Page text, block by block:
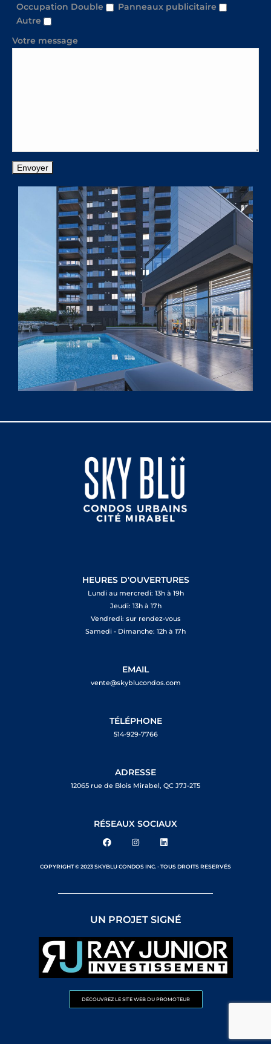
Occupation Double
Panneaux publicitaire
Autre
Votre message
HEURES D'OUVERTURES
Lundi au mercredi: 13h à 19h
Jeudi: 13h à 17h
Vendredi: sur rendez-vous
Samedi - Dimanche: 12h à 17h
EMAIL
vente@skyblucondos.com
TÉLÉPHONE
514-929-7766
ADRESSE
12065 rue de Blois Mirabel, QC J7J-2T5
RÉSEAUX SOCIAUX
COPYRIGHT © 2023 SKYBLU CONDOS INC. - TOUS DROITS RESERVÉS
UN PROJET SIGNÉ
DÉCOUVREZ LE SITE WEB DU PROMOTEUR